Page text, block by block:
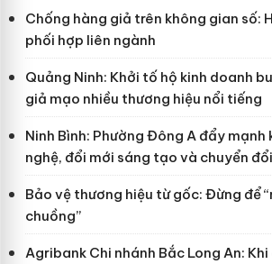
Chống hàng giả trên không gian số:
phối hợp liên ngành
Quảng Ninh: Khởi tố hộ kinh doanh
giả mạo nhiều thương hiệu nổi tiếng
Ninh Bình: Phường Đông A đẩy mạnh
nghệ, đổi mới sáng tạo và chuyển
Bảo vệ thương hiệu từ gốc: Đừng để
chuồng”
Agribank Chi nhánh Bắc Long An: